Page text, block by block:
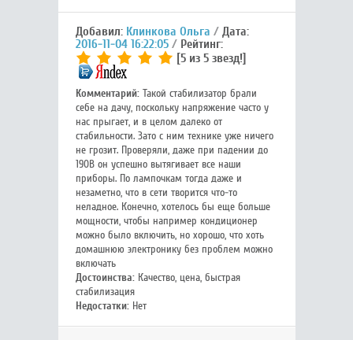
Добавил: Клинкова Ольга Дата:
2016-11-04 16:22:05
Рейтинг:
[5 из 5 звезд!]
Комментарий:Такой стабилизатор брали
себе на дачу, поскольку напряжение часто у
нас прыгает, и в целом далеко от
стабильности. Зато с ним технике уже ничего
не грозит. Проверяли, даже при падении до
190В он успешно вытягивает все наши
приборы. По лампочкам тогда даже и
незаметно, что в сети творится что-то
неладное. Конечно, хотелось бы еще больше
мощности, чтобы например кондиционер
можно было включить, но хорошо, что хоть
домашнюю электронику без проблем можно
включать
Достоинства:Качество, цена, быстрая
стабилизация
Недостатки:Нет